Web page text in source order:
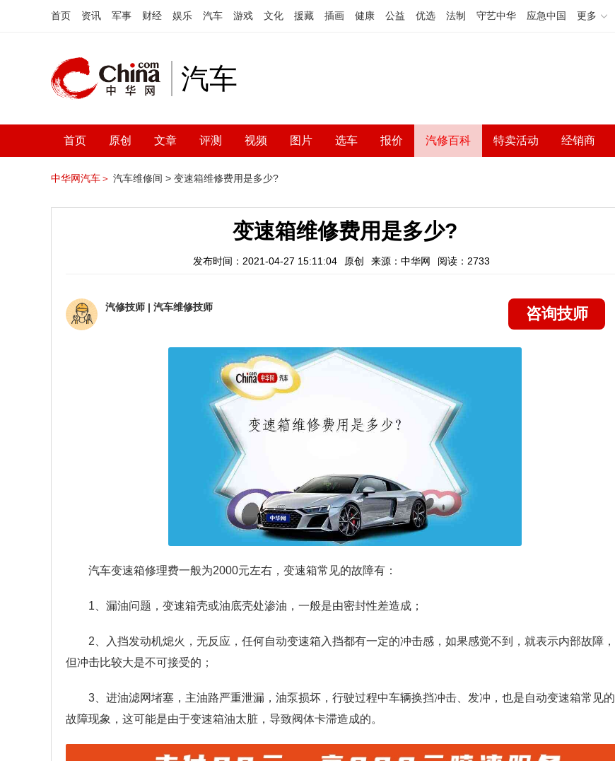
首页 资讯 军事 财经 娱乐 汽车 游戏 文化 援藏 插画 健康 公益 优选 法制 守艺中华 应急中国 更多
汽车
首页 原创 文章 评测 视频 图片 选车 报价 汽修百科 特卖活动 经销商
中华网汽车＞ 汽车维修间 > 变速箱维修费用是多少?
变速箱维修费用是多少?
发布时间：2021-04-27 15:11:04 原创 来源：中华网 阅读：2733
汽修技师 | 汽车维修技师 咨询技师
汽车变速箱修理费一般为2000元左右，变速箱常见的故障有：
1、漏油问题，变速箱壳或油底壳处渗油，一般是由密封性差造成；
2、入挡发动机熄火，无反应，任何自动变速箱入挡都有一定的冲击感，如果感觉不到，就表示内部故障，
但冲击比较大是不可接受的；
3、进油滤网堵塞，主油路严重泄漏，油泵损坏，行驶过程中车辆换挡冲击、发冲，也是自动变速箱常见的
故障现象，这可能是由于变速箱油太脏，导致阀体卡滞造成的。